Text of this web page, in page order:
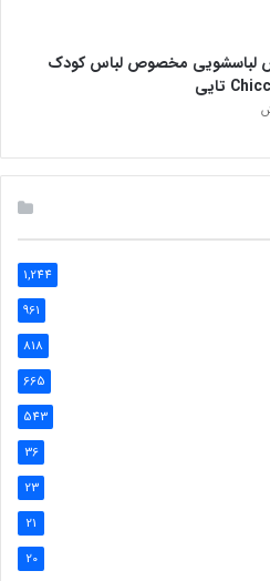
لباسشویی مخصوص لباس کودک
1,244
961
818
665
543
36
23
21
20